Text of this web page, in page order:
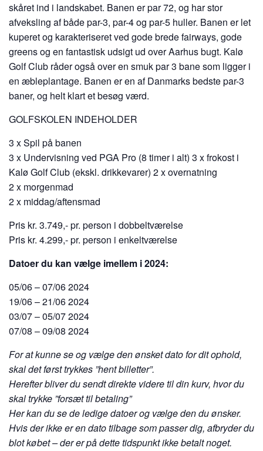
skåret ind i landskabet. Banen er par 72, og har stor
afveksling af både par-3, par-4 og par-5 huller. Banen er let
kuperet og karakteriseret ved gode brede fairways, gode
greens og en fantastisk udsigt ud over Aarhus bugt. Kalø
Golf Club råder også over en smuk par 3 bane som ligger i
en æbleplantage. Banen er en af Danmarks bedste par-3
baner, og helt klart et besøg værd.
GOLFSKOLEN INDEHOLDER
3 x Spil på banen
3 x Undervisning ved PGA Pro (8 timer i alt) 3 x frokost i
Kalø Golf Club (ekskl. drikkevarer) 2 x overnatning
2 x morgenmad
2 x middag/aftensmad
Pris kr. 3.749,-pr. person i dobbeltværelse
Pris kr. 4.299,- pr. person i enkeltværelse
Datoer du kan vælge imellem i 2024:
05/06 – 07/06 2024
19/06 – 21/06 2024
03/07 – 05/07 2024
07/08 – 09/08 2024
For at kunne se og vælge den ønsket dato for dit ophold,
skal det først trykkes ”hent billetter”.
Herefter bliver du sendt direkte videre til din kurv, hvor du
skal trykke ”forsæt til betaling”
Her kan du se de ledige datoer og vælge den du ønsker.
Hvis der ikke er en dato tilbage som passer dig, afbryder du
blot købet – der er på dette tidspunkt ikke betalt noget.